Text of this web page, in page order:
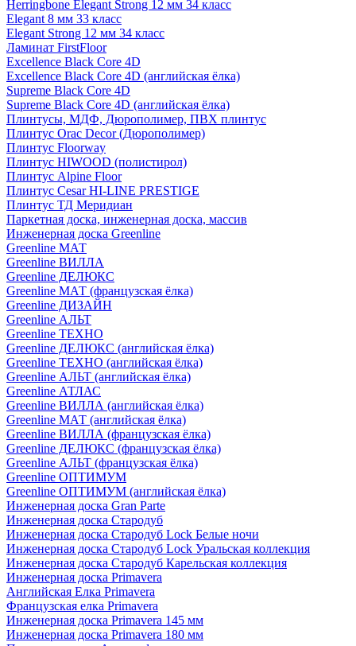
Herringbone Elegant Strong 12 мм 34 класс
Elegant 8 мм 33 класс
Elegant Strong 12 мм 34 класс
Ламинат FirstFloor
Excellence Black Core 4D
Excellence Black Core 4D (английская ёлка)
Supreme Black Core 4D
Supreme Black Core 4D (английская ёлка)
Плинтусы, МДФ, Дюрополимер, ПВХ плинтус
Плинтус Orac Decor (Дюрополимер)
Плинтус Floorway
Плинтус HIWOOD (полистирол)
Плинтус Alpine Floor
Плинтус Cesar HI-LINE PRESTIGE
Плинтус ТД Меридиан
Паркетная доска, инженерная доска, массив
Инженерная доска Greenline
Greenline МАТ
Greenline ВИЛЛА
Greenline ДЕЛЮКС
Greenline МАТ (французская ёлка)
Greenline ДИЗАЙН
Greenline АЛЬТ
Greenline ТЕХНО
Greenline ДЕЛЮКС (английская ёлка)
Greenline ТЕХНО (английская ёлка)
Greenline АЛЬТ (английская ёлка)
Greenline АТЛАС
Greenline ВИЛЛА (английская ёлка)
Greenline МАТ (английская ёлка)
Greenline ВИЛЛА (французская ёлка)
Greenline ДЕЛЮКС (французская ёлка)
Greenline АЛЬТ (французская ёлка)
Greenline ОПТИМУМ
Greenline ОПТИМУМ (английская ёлка)
Инженерная доска Gran Parte
Инженерная доска Стародуб
Инженерная доска Стародуб Lock Белые ночи
Инженерная доска Стародуб Lock Уральская коллекция
Инженерная доска Стародуб Карельская коллекция
Инженерная доска Primavera
Английская Елка Primavera
Французская елка Primavera
Инженерная доска Primavera 145 мм
Инженерная доска Primavera 180 мм